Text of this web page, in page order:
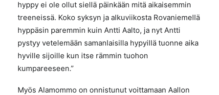
hyppy ei ole ollut siellä päinkään mitä aikaisemmin
treeneissä. Koko syksyn ja alkuviikosta Rovaniemellä
hyppäsin paremmin kuin Antti Aalto, ja nyt Antti
pystyy vetelemään samanlaisilla hypyillä tuonne aika
hyville sijoille kun itse rämmin tuohon
kumpareeseen.”
Myös Alamommo on onnistunut voittamaan Aallon